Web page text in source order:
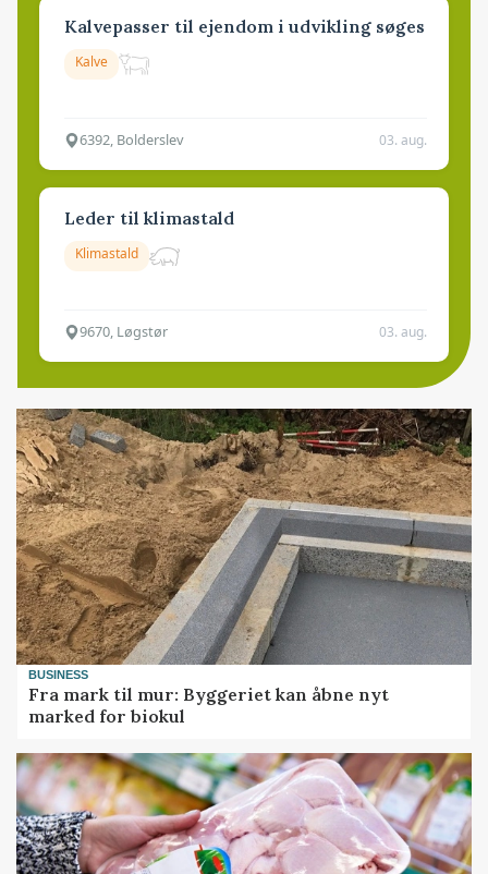
Kalvepasser til ejendom i udvikling søges
Kalve
6392, Bolderslev 03. aug.
Leder til klimastald
Klimastald
9670, Løgstør 03. aug.
BUSINESS
Fra mark til mur: Byggeriet kan åbne nyt
marked for biokul